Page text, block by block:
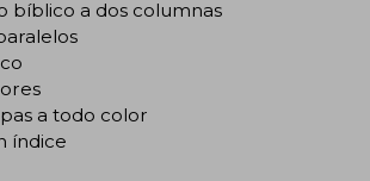
bíblico a dos columnas
a todo color
índice